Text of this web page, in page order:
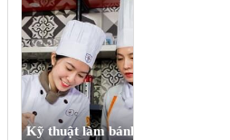
Kỹ thuật làm bánh